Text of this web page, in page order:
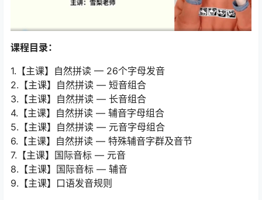
课程目录：
1.【主课】自然拼读 — 26个字母发音
2.【主课】自然拼读 — 短音组合
3.【主课】自然拼读 — 长音组合
4.【主课】自然拼读 — 辅音字母组合
5.【主课】自然拼读 — 元音字母组合
6.【主课】自然拼读 — 特殊辅音字群及音节
7.【主课】国际音标 — 元音
8.【主课】国际音标 — 辅音
9.【主课】口语发音规则